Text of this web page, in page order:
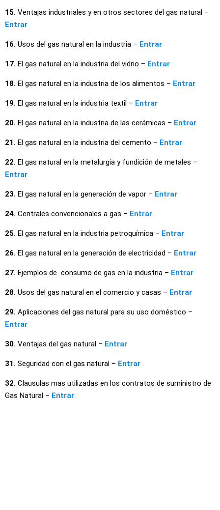
15. Ventajas industriales y en otros sectores del gas natural –
Entrar
16. Usos del gas natural en la industria – Entrar
17. El gas natural en la industria del vidrio – Entrar
18. El gas natural en la industria de los alimentos – Entrar
19. El gas natural en la industria textil – Entrar
20. El gas natural en la industria de las cerámicas – Entrar
21. El gas natural en la industria del cemento – Entrar
22. El gas natural en la metalurgia y fundición de metales –
Entrar
23. El gas natural en la generación de vapor – Entrar
24. Centrales convencionales a gas – Entrar
25. El gas natural en la industria petroquímica – Entrar
26. El gas natural en la generación de electricidad – Entrar
27. Ejemplos de consumo de gas en la industria – Entrar
28. Usos del gas natural en el comercio y casas – Entrar
29. Aplicaciones del gas natural para su uso doméstico –
Entrar
30. Ventajas del gas natural – Entrar
31. Seguridad con el gas natural – Entrar
32. Clausulas mas utilizadas en los contratos de suministro de
Gas Natural – Entrar